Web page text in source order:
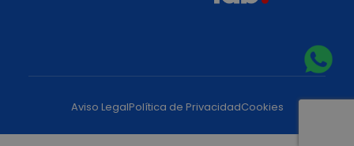
Aviso LegalPolítica de PrivacidadCookies